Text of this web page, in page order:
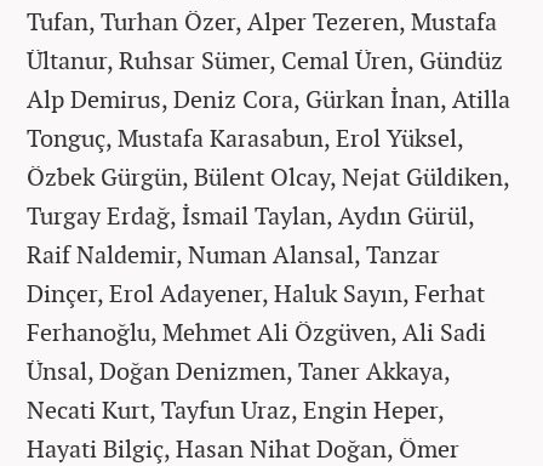
Tufan, Turhan Özer, Alper Tezeren, Mustafa
Ültanur, Ruhsar Sümer, Cemal Üren, Gündüz
Alp Demirus, Deniz Cora, Gürkan İnan, Atilla
Tonguç, Mustafa Karasabun, Erol Yüksel,
Özbek Gürgün, Bülent Olcay, Nejat Güldiken,
Turgay Erdağ, İsmail Taylan, Aydın Gürül,
Raif Naldemir, Numan Alansal, Tanzar
Dinçer, Erol Adayener, Haluk Sayın, Ferhat
Ferhanoğlu, Mehmet Ali Özgüven, Ali Sadi
Ünsal, Doğan Denizmen, Taner Akkaya,
Necati Kurt, Tayfun Uraz, Engin Heper,
Hayati Bilgiç, Hasan Nihat Doğan, Ömer